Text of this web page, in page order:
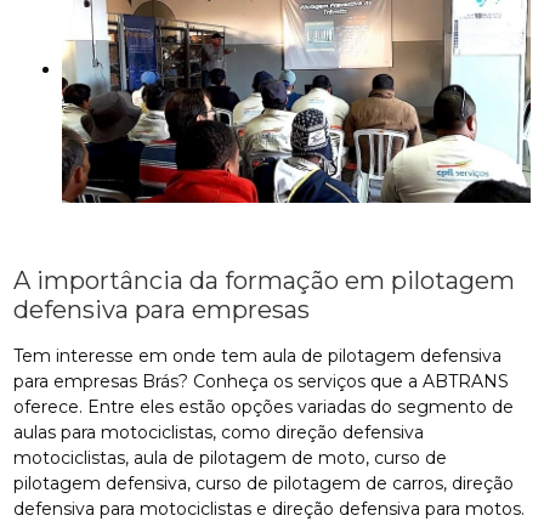
A importância da formação em pilotagem
defensiva para empresas
Tem interesse em onde tem aula de pilotagem defensiva
para empresas Brás? Conheça os serviços que a ABTRANS
oferece. Entre eles estão opções variadas do segmento de
aulas para motociclistas, como direção defensiva
motociclistas, aula de pilotagem de moto, curso de
pilotagem defensiva, curso de pilotagem de carros, direção
defensiva para motociclistas e direção defensiva para motos.